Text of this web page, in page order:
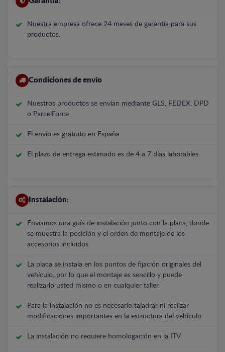
Nuestra empresa ofrece 24 meses de garantía para sus
productos.
Condiciones de envío
Nuestros productos se envían mediante GLS, FEDEX, DPD
o ParcelForce
El envío es gratuito en España.
El plazo de entrega estimado es de 4 a 7 días laborables.
Instalación:
Enviamos una guía de instalación junto con la placa, donde
se muestra la posición y el orden de montaje de los
accesorios incluidos.
La placa se instala en los puntos de fijación originales del
vehículo, por lo que el montaje es sencillo y puede
realizarlo usted mismo o en cualquier taller.
Para la instalación no es necesario taladrar ni realizar
modificaciones importantes en la estructura del vehículo.
La instalación no requiere homologación en la ITV.